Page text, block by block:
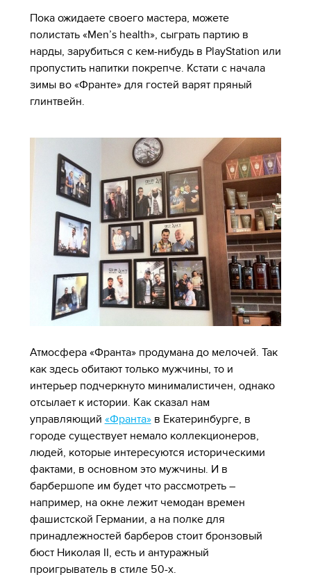
Пока ожидаете своего мастера, можете
полистать «Men’s health», сыграть партию в
нарды, зарубиться с кем-нибудь в PlayStation или
пропустить напитки покрепче. Кстати с начала
зимы во «Франте» для гостей варят пряный
глинтвейн.
Атмосфера «Франта» продумана до мелочей. Так
как здесь обитают только мужчины, то и
интерьер подчеркнуто минималистичен, однако
отсылает к истории. Как сказал нам
управляющий «Франта» в Екатеринбурге, в
городе существует немало коллекционеров,
людей, которые интересуются историческими
фактами, в основном это мужчины. И в
барбершопе им будет что рассмотреть –
например, на окне лежит чемодан времен
фашистской Германии, а на полке для
принадлежностей барберов стоит бронзовый
бюст Николая II, есть и антуражный
проигрыватель в стиле 50-х.